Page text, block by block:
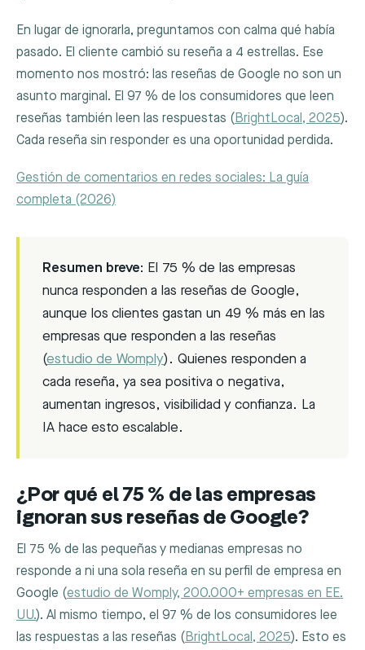
En lugar de ignorarla, preguntamos con calma qué había
pasado. El cliente cambió su reseña a 4 estrellas. Ese
momento nos mostró: las reseñas de Google no son un
asunto marginal. El 97 % de los consumidores que leen
reseñas también leen las respuestas (BrightLocal, 2025).
Cada reseña sin responder es una oportunidad perdida.
Gestión de comentarios en redes sociales: La guía
completa (2026)
Resumen breve: El 75 % de las empresas
nunca responden a las reseñas de Google,
aunque los clientes gastan un 49 % más en las
empresas que responden a las reseñas
(estudio de Womply). Quienes responden a
cada reseña, ya sea positiva o negativa,
aumentan ingresos, visibilidad y confianza. La
IA hace esto escalable.
¿Por qué el 75 % de las empresas
ignoran sus reseñas de Google?
El 75 % de las pequeñas y medianas empresas no
responde a ni una sola reseña en su perfil de empresa en
Google (estudio de Womply, 200.000+ empresas en EE.
UU.). Al mismo tiempo, el 97 % de los consumidores lee
las respuestas a las reseñas (BrightLocal, 2025). Esto es